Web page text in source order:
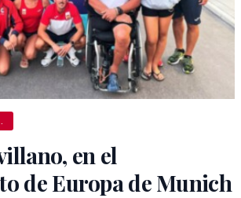
en el
de Europa de Munich